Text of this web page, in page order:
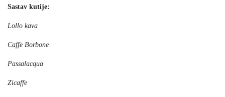
Sastav kutije:
Lollo kava
Caffe Borbone
Passalacqua
Zicaffe